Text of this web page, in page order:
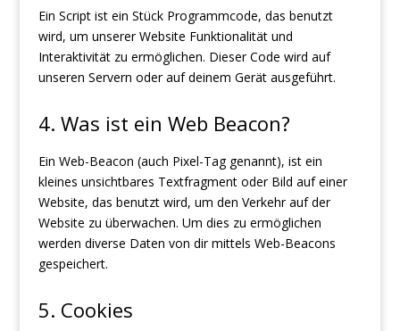
Ein Script ist ein Stück Programmcode, das benutzt
wird, um unserer Website Funktionalität und
Interaktivität zu ermöglichen. Dieser Code wird auf
unseren Servern oder auf deinem Gerät ausgeführt.
4. Was ist ein Web Beacon?
Ein Web-Beacon (auch Pixel-Tag genannt), ist ein
kleines unsichtbares Textfragment oder Bild auf einer
Website, das benutzt wird, um den Verkehr auf der
Website zu überwachen. Um dies zu ermöglichen
werden diverse Daten von dir mittels Web-Beacons
gespeichert.
5. Cookies